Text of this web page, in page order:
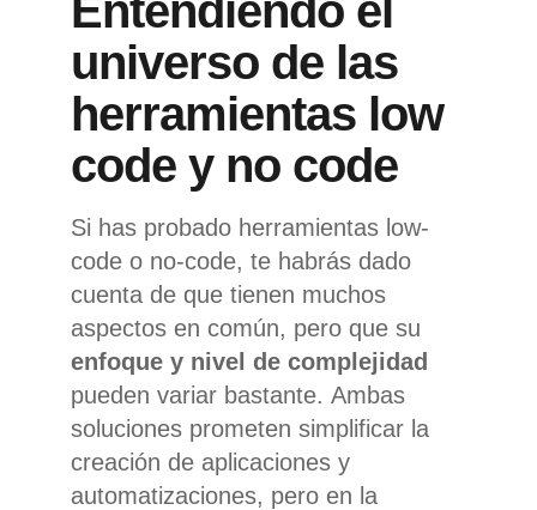
Entendiendo el
universo de las
herramientas low
code y no code
Si has probado herramientas low-
code o no-code, te habrás dado
cuenta de que tienen muchos
aspectos en común, pero que su
enfoque y nivel de complejidad
pueden variar bastante. Ambas
soluciones prometen simplificar la
creación de aplicaciones y
automatizaciones, pero en la